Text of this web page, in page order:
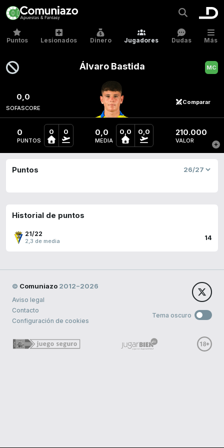
Puntos Lesionados Dinero Jugadores Dudas Más
Álvaro Bastida
Comparar
0,0
SOFASCORE
0
PUNTOS
0 0 0,0
MEDIA
0,0 0,0 210.000
VALOR
Puntos
Historial de puntos
21/22
2,3 de media 14
© Comuniazo 2012−2026
Aviso legal
Contacto
Configuración de cookies
Tema oscuro